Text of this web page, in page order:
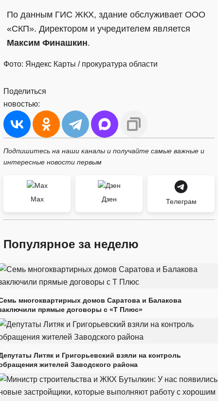
По данным ГИС ЖКХ, здание обслуживает ООО
«СКП». Директором и учредителем является
Максим Финашкин.
Фото: Яндекс Карты / прокуратура области
Поделиться
новостью:
Подпишитесь на наши каналы и получайте самые важные и
интересные новости первым
Max Дзен Телеграм
Популярное за неделю
многоквартирных домов Саратова и Балакова
прямые договоры с «Т Плюс»
Литяк и Григорьевский взяли на контроль
жителей Заводского района